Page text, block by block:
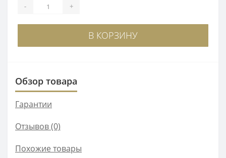
- +
В КОРЗИНУ
Обзор товара
Гарантии
Отзывов (0)
Похожие товары